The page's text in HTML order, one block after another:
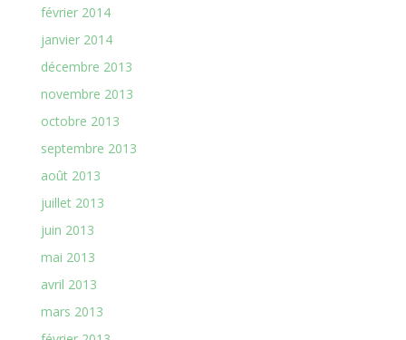
février 2014
janvier 2014
décembre 2013
novembre 2013
octobre 2013
septembre 2013
août 2013
juillet 2013
juin 2013
mai 2013
avril 2013
mars 2013